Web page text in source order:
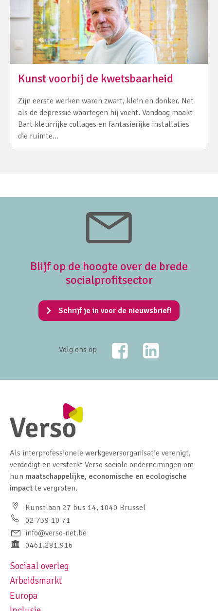
Kunst voorbij de kwetsbaarheid
Zijn eerste werken waren zwart, klein en donker. Net
als de depressie waartegen hij vocht. Vandaag maakt
Bart kleurrijke collages en fantasierijke installaties
die ruimte…
Blijf op de hoogte over de brede
socialprofitsector
Schrijf je in voor de nieuwsbrief!
Volg ons op
FacebookLinkedIn
Als interprofessionele werkgeversorganisatie verenigt,
verdedigt en versterkt Verso sociale ondernemingen om
hun maatschappelijke, economische en ecologische
impact te vergroten.
Kunstlaan 27 bus 14, 1040 Brussel
02 739 10 71
info@verso-net.be
0461.281.916
Footer navigation left
Sociaal overleg
Arbeidsmarkt
Europa